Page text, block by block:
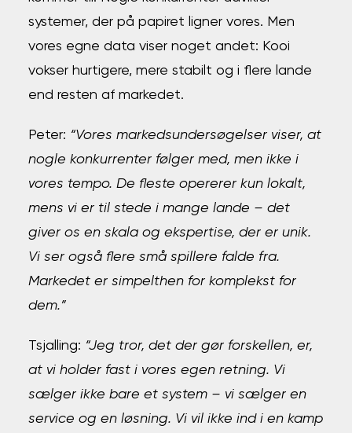
systemer, der på papiret ligner vores. Men
vores egne data viser noget andet: Kooi
vokser hurtigere, mere stabilt og i flere lande
end resten af markedet.
Peter: “Vores markedsundersøgelser viser, at
nogle konkurrenter følger med, men ikke i
vores tempo. De fleste opererer kun lokalt,
mens vi er til stede i mange lande – det
giver os en skala og ekspertise, der er unik.
Vi ser også flere små spillere falde fra.
Markedet er simpelthen for komplekst for
dem.”
Tsjalling: “Jeg tror, det der gør forskellen, er,
at vi holder fast i vores egen retning. Vi
sælger ikke bare et system – vi sælger en
service og en løsning. Vi vil ikke ind i en kamp